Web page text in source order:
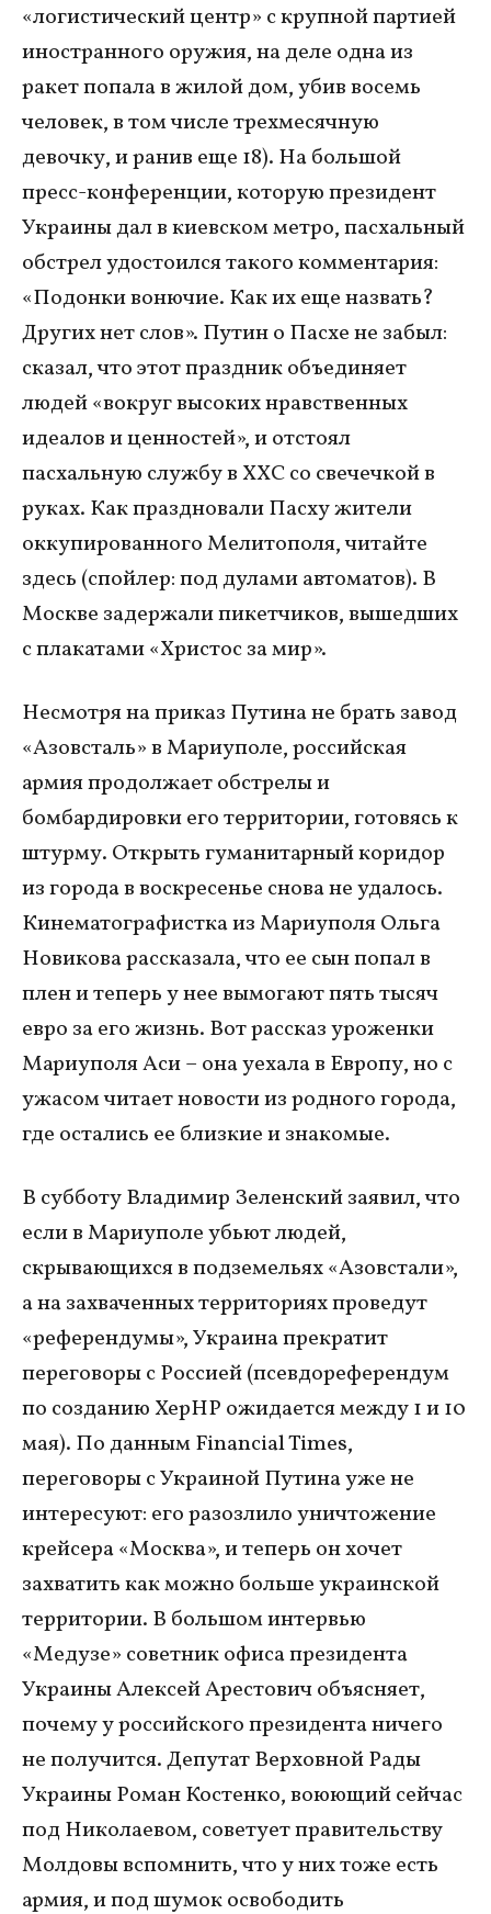
«логистический центр» с крупной партией
иностранного оружия, на деле одна из
ракет попала в жилой дом, убив восемь
человек, в том числе трехмесячную
девочку, и ранив еще 18). На большой
пресс-конференции, которую президент
Украины дал в киевском метро, пасхальный
обстрел удостоился такого комментария:
«Подонки вонючие. Как их еще назвать?
Других нет слов». Путин о Пасхе не забыл:
сказал, что этот праздник объединяет
людей «вокруг высоких нравственных
идеалов и ценностей», и отстоял
пасхальную службу в ХХC со свечечкой в
руках. Как праздновали Пасху жители
оккупированного Мелитополя, читайте
здесь (спойлер: под дулами автоматов). В
Москве задержали пикетчиков, вышедших
с плакатами «Христос за мир».
Несмотря на приказ Путина не брать завод
«Азовсталь» в Мариуполе, российская
армия продолжает обстрелы и
бомбардировки его территории, готовясь к
штурму. Открыть гуманитарный коридор
из города в воскресенье снова не удалось.
Кинематографистка из Мариуполя Ольга
Новикова рассказала, что ее сын попал в
плен и теперь у нее вымогают пять тысяч
евро за его жизнь. Вот рассказ уроженки
Мариуполя Аси – она уехала в Европу, но с
ужасом читает новости из родного города,
где остались ее близкие и знакомые.
В субботу Владимир Зеленский заявил, что
если в Мариуполе убьют людей,
скрывающихся в подземельях «Азовстали»,
а на захваченных территориях проведут
«референдумы», Украина прекратит
переговоры с Россией (псевдореферендум
по созданию ХерНР ожидается между 1 и 10
мая). По данным Financial Times,
переговоры с Украиной Путина уже не
интересуют: его разозлило уничтожение
крейсера «Москва», и теперь он хочет
захватить как можно больше украинской
территории. В большом интервью
«Медузе» советник офиса президента
Украины Алексей Арестович объясняет,
почему у российского президента ничего
не получится. Депутат Верховной Рады
Украины Роман Костенко, воюющий сейчас
под Николаевом, советует правительству
Молдовы вспомнить, что у них тоже есть
армия, и под шумок освободить